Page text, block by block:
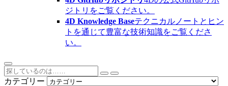
ジトリをご覧ください。
4D Knowledge Baseテクニカルノートとヒン
トを通じて豊富な技術知識をご覧くださ
い。
カテゴリー